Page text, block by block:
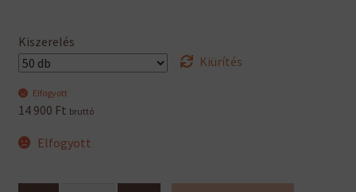
Kiszerelés
Kiürítés
Elfogyott
14 900 Ft bruttó
Elfogyott